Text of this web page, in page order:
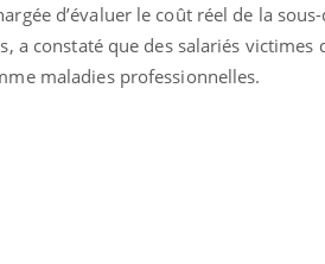
d’évaluer le coût réel de la
a constaté que des salariés
maladies professionnelles.